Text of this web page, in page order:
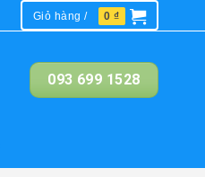
Giỏ hàng / 0 ₫
093 699 1528